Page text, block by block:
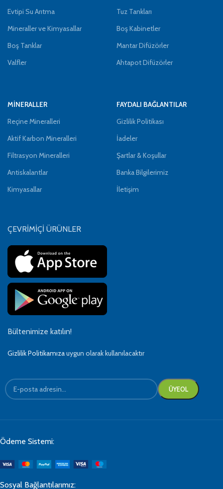
Evtipi Su Arıtma
Mineraller ve Kimyasallar
Boş Tanklar
Valfler
Tuz Tankları
Boş Kabinetler
Mantar Difüzörler
Ahtapot Difüzörler
MİNERALLER
Reçine Mineralleri
Aktif Karbon Mineralleri
Filtrasyon Mineralleri
Antiskalantlar
Kimyasallar
FAYDALI BAĞLANTILAR
Gizlilik Politikası
İadeler
Şartlar & Koşullar
Banka Bilgilerimiz
İletişim
ÇEVRİMİÇİ ÜRÜNLER
Bültenimize katılın!
Gizlilik Politikamızauygun olarak kullanılacaktır
Ödeme Sistemi:
Sosyal Bağlantılarımız: